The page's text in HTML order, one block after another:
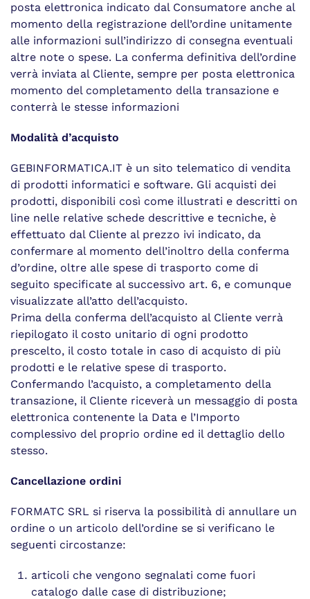
posta elettronica indicato dal Consumatore anche al
momento della registrazione dell’ordine unitamente
alle informazioni sull’indirizzo di consegna eventuali
altre note o spese. La conferma definitiva dell’ordine
verrà inviata al Cliente, sempre per posta elettronica
momento del completamento della transazione e
conterrà le stesse informazioni
Modalità d’acquisto
GEBINFORMATICA.IT è un sito telematico di vendita
di prodotti informatici e software. Gli acquisti dei
prodotti, disponibili così come illustrati e descritti on
line nelle relative schede descrittive e tecniche, è
effettuato dal Cliente al prezzo ivi indicato, da
confermare al momento dell’inoltro della conferma
d’ordine, oltre alle spese di trasporto come di
seguito specificate al successivo art. 6, e comunque
visualizzate all’atto dell’acquisto.
Prima della conferma dell’acquisto al Cliente verrà
riepilogato il costo unitario di ogni prodotto
prescelto, il costo totale in caso di acquisto di più
prodotti e le relative spese di trasporto.
Confermando l’acquisto, a completamento della
transazione, il Cliente riceverà un messaggio di posta
elettronica contenente la Data e l’Importo
complessivo del proprio ordine ed il dettaglio dello
stesso.
Cancellazione ordini
FORMATC SRL si riserva la possibilità di annullare un
ordine o un articolo dell’ordine se si verificano le
seguenti circostanze:
articoli che vengono segnalati come fuori
catalogo dalle case di distribuzione;